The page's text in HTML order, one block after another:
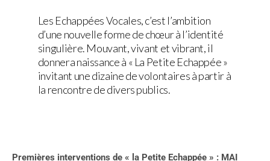
Les Echappées Vocales, c’est l’ambition
d’une nouvelle forme de chœur à l’identité
singulière. Mouvant, vivant et vibrant, il
donnera naissance à « La Petite Echappée »
invitant une dizaine de volontaires à partir à
la rencontre de divers publics.
Premières interventions de « la Petite Echappée » : MAI